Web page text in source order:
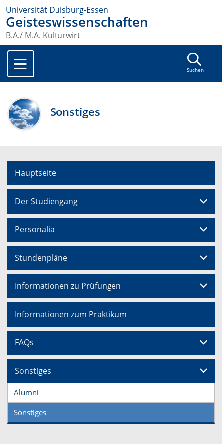
Universität Duisburg-Essen
Geisteswissenschaften
B.A./ M.A. Kulturwirt
Suchen
Sonstiges
Hauptseite
Der Studiengang
Personalia
Stundenpläne
Informationen zu Prüfungen
Informationen zum Praktikum
FAQs
Sonstiges
Alumni
Sonstiges